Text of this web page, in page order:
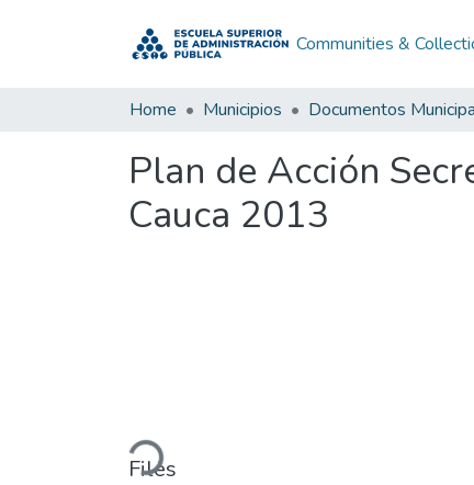
Communities &
Home Municipios Documentos
Plan de Acción
Cauca 2013
Loading...
Files